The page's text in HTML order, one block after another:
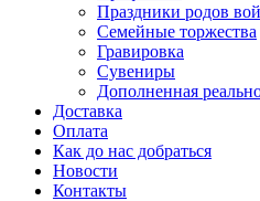
Праздники родов
Семейные торжества
Гравировка
Сувениры
Дополненная
Доставка
Оплата
Как до нас добраться
Новости
Контакты